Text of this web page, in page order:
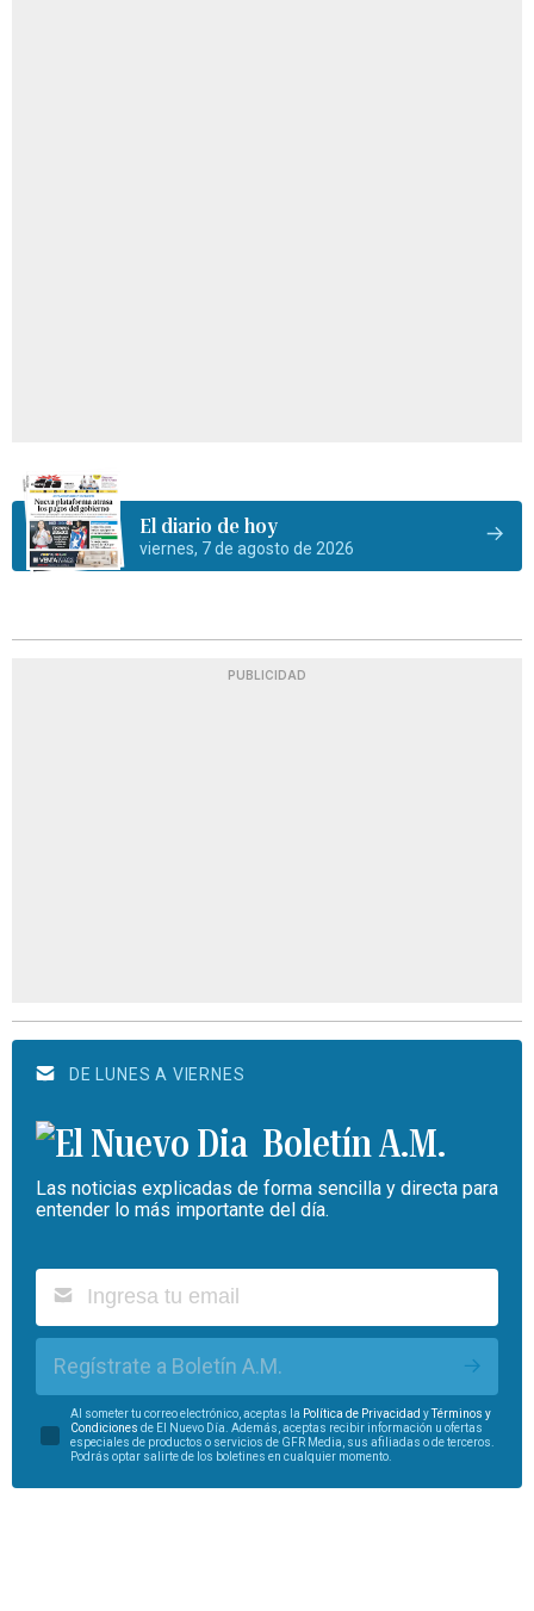
El diario de hoy
viernes, 7 de agosto de 2026
PUBLICIDAD
DE LUNES A VIERNES
Boletín A.M.
Las noticias explicadas de forma sencilla y directa para
entender lo más importante del día.
Regístrate a Boletín A.M.
Al someter tu correo electrónico, aceptas la Política de Privacidad yTérminos y
Condiciones de El Nuevo Día. Además, aceptas recibir información u ofertas
especiales de productos o servicios de GFR Media, sus afiliadas o de terceros.
Podrás optar salirte de los boletines en cualquier momento.